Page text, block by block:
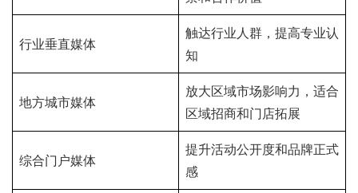
行业垂直媒体
触达行业人群，提高专业认
知
地方城市媒体
放大区域市场影响力，适合
区域招商和门店拓展
综合门户媒体
提升活动公开度和品牌正式
感